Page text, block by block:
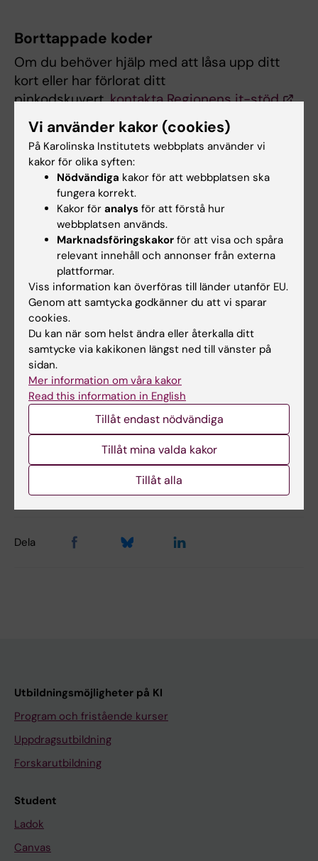
Borttappade koder
Om du behöver hjälp med att låsa upp ditt
kort eller har förlorat ditt
pinkodskuvert,kontakta Regionens it-stöd
.
Dessutom finns manualer för hur detta görs
på respektive vårdverksamhets intranät.
Länkar
Region Stockholms information
om eTjänstekort
Dokument
Hade du nytta av informationen på denna sida?
Yes
No
Innehållsgranskare:
Marie Dahlin
Dela
Utbildningsmöjligheter på KI
Program och fristående kurser
Uppdragsutbildning
Forskarutbildning
Student
Ladok
Canvas
Vi använder kakor (cookies)
På Karolinska Institutets webbplats använder vi
kakor för olika syften:
Nödvändiga kakor för att webbplatsen ska
fungera korrekt.
Kakor för analys för att förstå hur
webbplatsen används.
Marknadsföringskakor för att visa och spåra
relevant innehåll och annonser från externa
plattformar.
Viss information kan överföras till länder utanför EU.
Genom att samtycka godkänner du att vi sparar
cookies.
Du kan när som helst ändra eller återkalla ditt
samtycke via kakikonen längst ned till vänster på
sidan.
Mer information om våra kakor
Read this information in English
Tillåt endast nödvändiga
Tillåt mina valda kakor
Tillåt alla